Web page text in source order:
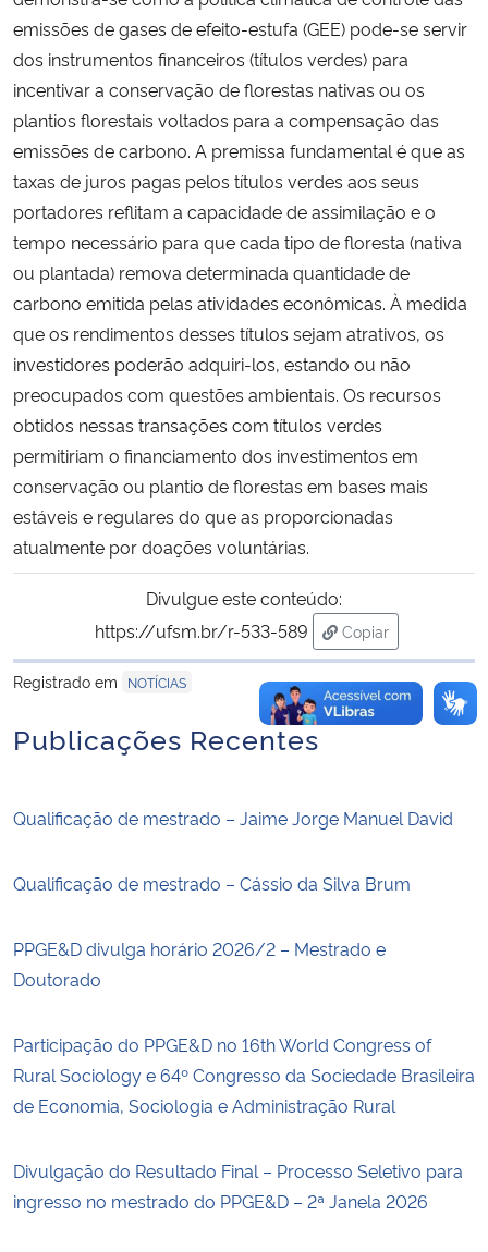
Ministério da Mulher, da Família e dos Direitos Humanos
Secretaria-Geral
Secretaria de Governo
Gabinete de Segurança Institucional
Advocacia-Geral da União
Banco Central do Brasil
emissões de gases de efeito-estufa (GEE) pode-se servir
dos instrumentos financeiros (títulos verdes) para
incentivar a conservação de florestas nativas ou os
plantios florestais voltados para a compensação das
emissões de carbono. A premissa fundamental é que as
taxas de juros pagas pelos títulos verdes aos seus
portadores reflitam a capacidade de assimilação e o
tempo necessário para que cada tipo de floresta (nativa
ou plantada) remova determinada quantidade de
carbono emitida pelas atividades econômicas. À medida
que os rendimentos desses títulos sejam atrativos, os
investidores poderão adquiri-los, estando ou não
preocupados com questões ambientais. Os recursos
obtidos nessas transações com títulos verdes
permitiriam o financiamento dos investimentos em
conservação ou plantio de florestas em bases mais
estáveis e regulares do que as proporcionadas
atualmente por doações voluntárias.
Divulgue este conteúdo:
https://ufsm.br/r-533-589
Copiar
para área de
Registrado em
NOTÍCIAS
Publicações Recentes
Qualificação de mestrado – Jaime Jorge Manuel David
Qualificação de mestrado – Cássio da Silva Brum
PPGE&D divulga horário 2026/2 – Mestrado e
Doutorado
Participação do PPGE&D no 16th World Congress of
Rural Sociology e 64º Congresso da Sociedade Brasileira
de Economia, Sociologia e Administração Rural
Divulgação do Resultado Final – Processo Seletivo para
ingresso no mestrado do PPGE&D – 2ª Janela 2026